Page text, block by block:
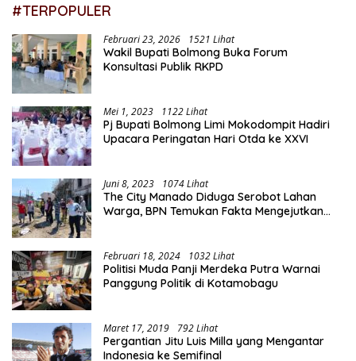
#TERPOPULER
Februari 23, 2026 1521 Lihat
Wakil Bupati Bolmong Buka Forum
Konsultasi Publik RKPD
Mei 1, 2023 1122 Lihat
Pj Bupati Bolmong Limi Mokodompit Hadiri
Upacara Peringatan Hari Otda ke XXVI
Juni 8, 2023 1074 Lihat
The City Manado Diduga Serobot Lahan
Warga, BPN Temukan Fakta Mengejutkan
Februari 18, 2024 1032 Lihat
Politisi Muda Panji Merdeka Putra Warnai
Panggung Politik di Kotamobagu
Maret 17, 2019 792 Lihat
Pergantian Jitu Luis Milla yang Mengantar
Indonesia ke Semifinal